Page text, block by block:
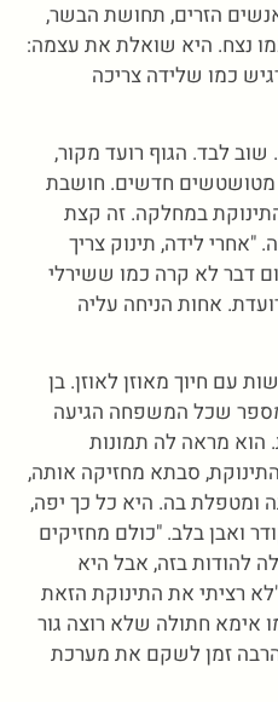
הזרים, תחושת הבשר,
נצח. היא שואלת את עצמה:
כמו שלידה צריכה
לבד. הגוף רועד מקור,
מטושטשים חדשים. חושבת
במחלקה. זה קצת
לידה, תינוק צריך
דבר לא קרה כמו ששירלי
אחות הניחה עליה
עם חיוך מאוזן לאוזן. בן
שכל המשפחה הגיעה
הוא מראה לה תמונות
סבתא מחזיקה אותה,
ומטפלת בה. היא כל כך יפה,
ואבן בלב. "כולם מחזיקים
להודות בזה, אבל היא
רציתי את התינוקת הזאת
אימא חתולה שלא רוצה גור
הרבה זמן לשקם את מערכת